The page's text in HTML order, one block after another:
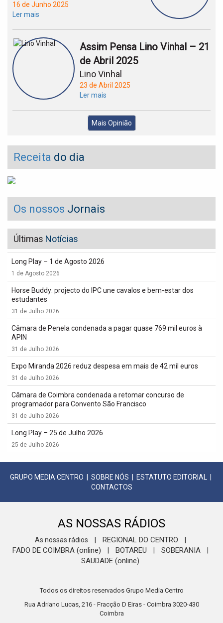
16 de Junho 2025
Ler mais
Assim Pensa Lino Vinhal – 21
de Abril 2025
Lino Vinhal
23 de Abril 2025
Ler mais
Mais Opinião
Receita do dia
Os nossos Jornais
Últimas Notícias
Long Play – 1 de Agosto 2026
1 de Agosto 2026
Horse Buddy: projecto do IPC une cavalos e bem-estar dos
estudantes
31 de Julho 2026
Câmara de Penela condenada a pagar quase 769 mil euros à
APIN
31 de Julho 2026
Expo Miranda 2026 reduz despesa em mais de 42 mil euros
31 de Julho 2026
Câmara de Coimbra condenada a retomar concurso de
programador para Convento São Francisco
31 de Julho 2026
Long Play – 25 de Julho 2026
25 de Julho 2026
GRUPO MEDIA CENTRO SOBRE NÓS ESTATUTO EDITORIAL
CONTACTOS
AS NOSSAS RÁDIOS
As nossas rádios REGIONAL DO CENTRO
FADO DE COIMBRA (online) BOTAREU SOBERANIA
SAUDADE (online)
Todos os direitos reservados Grupo Media Centro
Rua Adriano Lucas, 216 - Fracção D Eiras - Coimbra 3020-430
Coimbra